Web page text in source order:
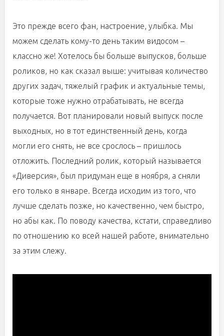
Это прежде всего фан, настроение, улыбка. Мы
можем сделать кому-то день таким видосом –
классно же! Хотелось бы больше выпусков, больше
роликов, но как сказал выше: учитывая количество
других задач, тяжелый график и актуальные темы,
которые тоже нужно отрабатывать, не всегда
получается. Вот планировали новый выпуск после
выходных, но в тот единственный день, когда
могли его снять, не все срослось – пришлось
отложить. Последний ролик, который называется
«Диверсия», был придуман еще в ноября, а сняли
его только в январе. Всегда исходим из того, что
лучше сделать позже, но качественно, чем быстро,
но абы как. По поводу качества, кстати, справедливо
по отношению ко всей нашей работе, внимательно
за этим слежу.